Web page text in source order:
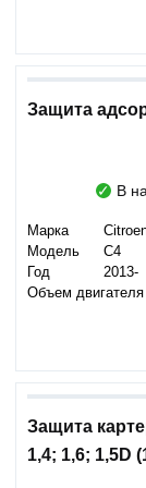
Защита
В
Марка
Модель
C4
Год
2013-
Объем двигателя
Защита
1,4; 1,6; 1,5D